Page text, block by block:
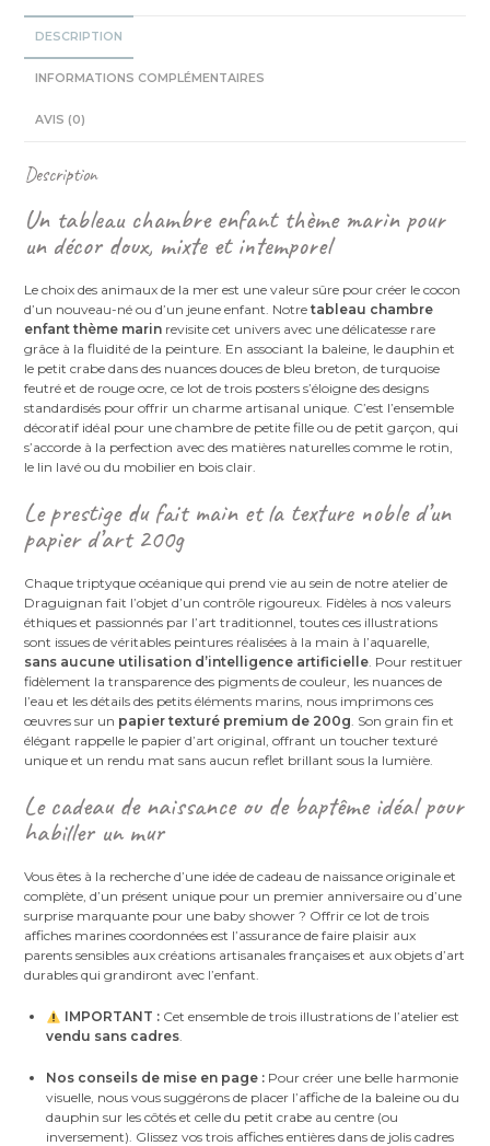
Affiches
Crabe,
et
Baleine
DESCRIPTION
INFORMATIONS COMPLÉMENTAIRES
AVIS (0)
Description
Un tableau chambre enfant thème marin pour
un décor doux, mixte et intemporel
Le choix des animaux de la mer est une valeur sûre pour créer le cocon
d’un nouveau-né ou d’un jeune enfant. Notretableau chambre
enfant thème marin revisite cet univers avec une délicatesse rare
grâce à la fluidité de la peinture. En associant la baleine, le dauphin et
le petit crabe dans des nuances douces de bleu breton, de turquoise
feutré et de rouge ocre, ce lot de trois posters s’éloigne des designs
standardisés pour offrir un charme artisanal unique. C’est l’ensemble
décoratif idéal pour une chambre de petite fille ou de petit garçon, qui
s’accorde à la perfection avec des matières naturelles comme le rotin,
le lin lavé ou du mobilier en bois clair.
Le prestige du fait main et la texture noble d’un
papier d’art 200g
Chaque triptyque océanique qui prend vie au sein de notre atelier de
Draguignan fait l’objet d’un contrôle rigoureux. Fidèles à nos valeurs
éthiques et passionnés par l’art traditionnel, toutes ces illustrations
sont issues de véritables peintures réalisées à la main à l’aquarelle,
sans aucune utilisation d’intelligence artificielle. Pour restituer
fidèlement la transparence des pigments de couleur, les nuances de
l’eau et les détails des petits éléments marins, nous imprimons ces
œuvres sur un papier texturé premium de 200g. Son grain fin et
élégant rappelle le papier d’art original, offrant un toucher texturé
unique et un rendu mat sans aucun reflet brillant sous la lumière.
Le cadeau de naissance ou de baptême idéal pour
habiller un mur
Vous êtes à la recherche d’une idée de cadeau de naissance originale et
complète, d’un présent unique pour un premier anniversaire ou d’une
surprise marquante pour une baby shower ? Offrir ce lot de trois
affiches marines coordonnées est l’assurance de faire plaisir aux
parents sensibles aux créations artisanales françaises et aux objets d’art
durables qui grandiront avec l’enfant.
IMPORTANT : Cet ensemble de trois illustrations de l’atelier est
vendu sans cadres.
Nos conseils de mise en page : Pour créer une belle harmonie
visuelle, nous vous suggérons de placer l’affiche de la baleine ou du
dauphin sur les côtés et celle du petit crabe au centre (ou
inversement). Glissez vos trois affiches entières dans de jolis cadres